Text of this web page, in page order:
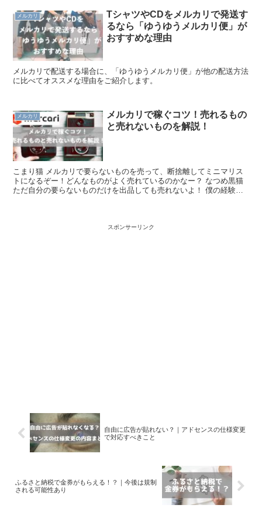
メルカリ
TシャツやCDをメルカリで発送す
るなら「ゆうゆうメルカリ便」が
おすすめな理由
メルカリで配送する場合に、「ゆうゆうメルカリ便」が他の配送方法
に比べてオススメな理由をご紹介します。
メルカリ
メルカリで稼ぐコツ！売れるもの
と売れないものを解説！
こまり猫 メルカリで要らないものを売って、断捨離してミニマリス
トになるぞー！どんなものがよく売れているのかなー？ なつめ黒猫
ただ自分の要らないものだけを出品しても売れないよ！ 僕の経験で
スポンサーリンク
自由に広告が貼れない？｜アドセンスの仕様変更
で対応すべきこと
ふるさと納税で金券がもらえる！？｜今後は規制
される可能性あり